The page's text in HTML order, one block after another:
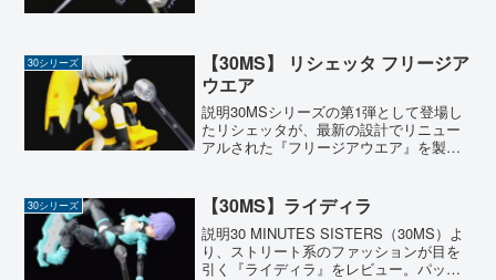
って『...
30シリーズ
【30MS】 リシェッタ フリージア
ウエア
説明30MSシリーズの第1弾として登場し
たリシェッタが、最新の設計でリニュー
アルされた『フリージアウエア』を製作
みの一つとして、組み立てを進めてみま
した。 これまでの...
30シリーズ 【30MS】ライディラ
説明30 MINUTES SISTERS（30MS）よ
り、ストリート系のファッションが目を
引く『ライディラ』をレビュー。パッケ